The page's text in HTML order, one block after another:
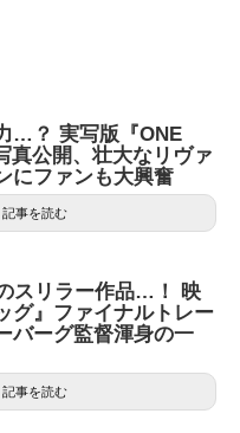
…？ 実写版『ONE
真公開、壮大なリヴァ
にファンも大興奮
記事を読む
スリラー作品…！ 映
グ』ファイナルトレー
バーグ監督渾身の一
記事を読む